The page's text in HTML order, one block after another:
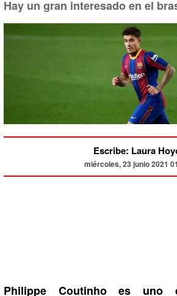
Hay un gran interesado en el
Escribe: Laura
miércoles, 23 junio 2021
Philippe Coutinho es uno